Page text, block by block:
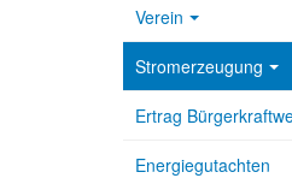
Verein
Stromerzeugung
Ertrag
Energiegutachten